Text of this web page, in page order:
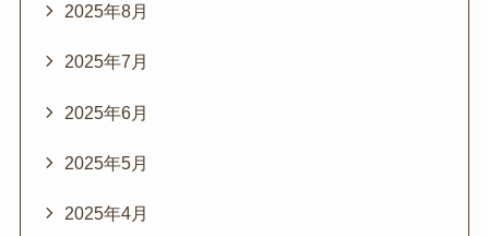
2025年8月
2025年7月
2025年6月
2025年5月
2025年4月